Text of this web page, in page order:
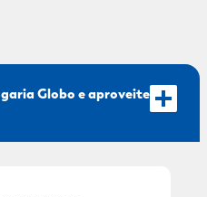
Globo e aproveite